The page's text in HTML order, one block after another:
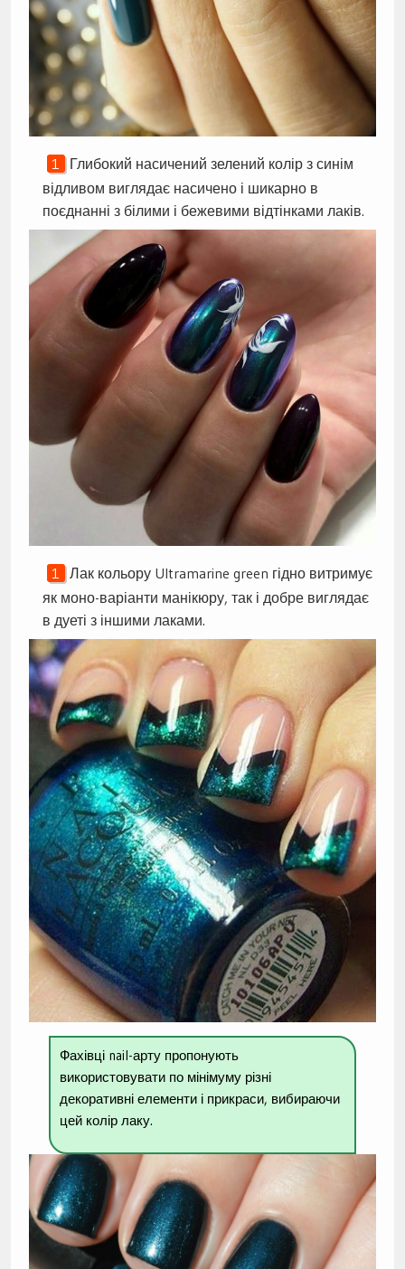
Глибокий насичений зелений колір з синім
відливом виглядає насичено і шикарно в
поєднанні з білими і бежевими відтінками лаків.
Лак кольору Ultramarine green гідно витримує
як моно-варіанти манікюру, так і добре виглядає
в дуеті з іншими лаками.
Фахівці nail-арту пропонують
використовувати по мінімуму різні
декоративні елементи і прикраси, вибираючи
цей колір лаку.